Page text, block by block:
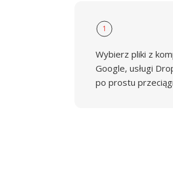
1
Wybierz pliki z
Google, usługi
po prostu